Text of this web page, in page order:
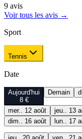
9 avis
Voir tous les avis →
Sport
Tennis
Date
Aujourd'hui
8 €
Demain
mer.. 12 août jeu.. 13
dim.. 16 août
lun.. 17